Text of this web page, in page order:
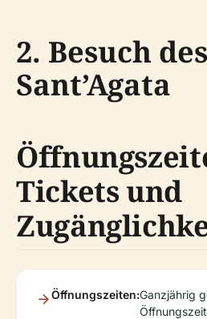
2. Besuch
Sant’Agata
Tickets und
Öffnungszeiten:Ganzjährig